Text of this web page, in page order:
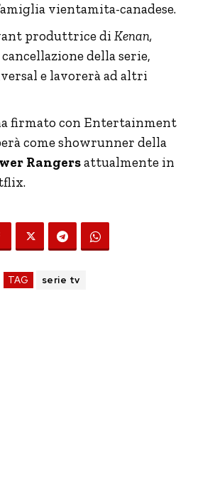
vientamita-canadese.
produttrice di Kenan,
della serie,
e lavorerà ad altri
firmato con Entertainment
come showrunner della
Rangersattualmente in
TAG serie tv